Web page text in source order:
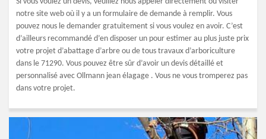
notre site web où il y a un formulaire de demande à remplir. Vous
pouvez nous le demander gratuitement si vous voulez en avoir. C’est
d’ailleurs recommandé d’en disposer un pour estimer au plus juste prix
votre projet d’abattage d’arbre ou de tous travaux d’arboriculture
dans le 71290. Vous pouvez être sûr d’avoir un devis détaillé et
personnalisé avec Ollmann jean élagage . Vous ne vous tromperez pas
dans votre projet.